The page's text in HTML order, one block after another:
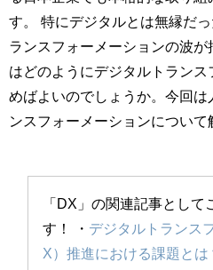
す。 特にデジタルとは無縁だ
ランスフォーメーションの波
はどのようにデジタルトラン
めばよいのでしょうか。今回は
ンスフォーメーションについて
「DX」の関連記事として
す！
・ デジタルトランス
X）推進における課題と